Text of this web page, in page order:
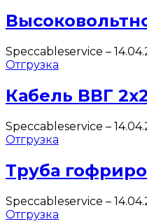
Speccableservice –
Отгрузка
Кабель ВВГ
Speccableservice –
Отгрузка
Труба
Speccableservice –
Отгрузка